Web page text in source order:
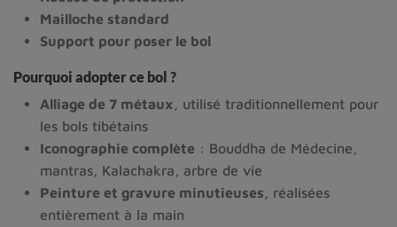
Mailloche standard
Support pour poser le bol
Pourquoi adopter ce bol ?
Alliage de 7 métaux , utilisé traditionnellement pour
les bols tibétains
Iconographie complète : Bouddha de Médecine,
mantras, Kalachakra, arbre de vie
Peinture et gravure minutieuses , réalisées
entièrement à la main